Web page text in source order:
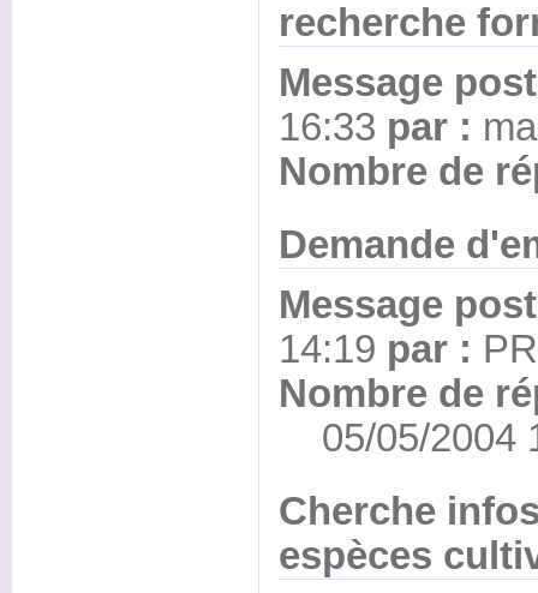
recherche
Message
16:33 par :
Nombre de
Demande
Message
14:19 par :
Nombre de
05/05/2004
Cherche
espèces